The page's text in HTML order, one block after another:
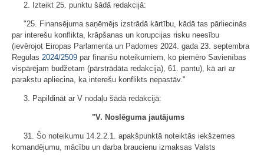
2. Izteikt 25. punktu šādā redakcijā:
"25. Finansējuma saņēmējs izstrādā kārtību, kādā tas pārliecinās
par interešu konflikta, krāpšanas un korupcijas risku neesību
(ievērojot Eiropas Parlamenta un Padomes 2024. gada 23. septembra
Regulas 2024/2509 par finanšu noteikumiem, ko piemēro Savienības
vispārējam budžetam (pārstrādāta redakcija), 61. pantu), kā arī ar
parakstu apliecina, ka interešu konflikts nepastāv."
3. Papildināt ar V nodaļu šādā redakcijā:
"V. Noslēguma jautājums
31. Šo noteikumu 14.2.2.1. apakšpunktā noteiktās iekšzemes
komandējumu, mācību un darba braucienu izmaksas Valsts